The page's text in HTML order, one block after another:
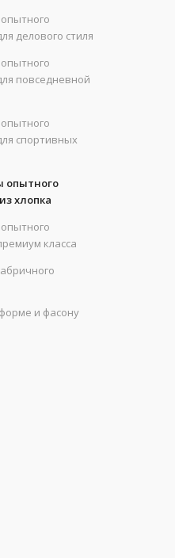
делового стиля
повседневной
спортивных
опытного
хлопка
класса
и фасону